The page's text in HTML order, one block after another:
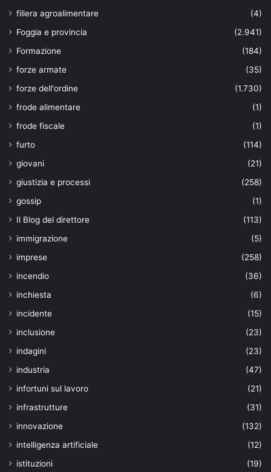
filiera agroalimentare
(4)
Foggia e provincia
(2.941)
Formazione
(184)
forze armate
(35)
forze dell'ordine
(1.730)
frode alimentare
(1)
frode fiscale
(1)
furto
(114)
giovani
(21)
giustizia e processi
(258)
gossip
(1)
Il Blog del direttore
(113)
immigrazione
(5)
imprese
(258)
incendio
(36)
inchiesta
(6)
incidente
(15)
inclusione
(23)
indagini
(23)
industria
(47)
infortuni sul lavoro
(21)
infrastrutture
(31)
innovazione
(132)
intelligenza artificiale
(12)
istituzioni
(19)